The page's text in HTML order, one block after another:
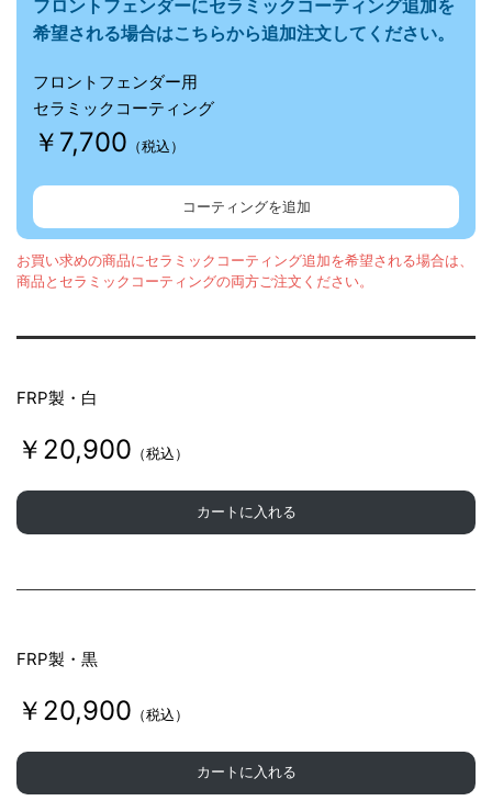
フロントフェンダーにセラミックコーティング追加を
希望される場合はこちらから追加注文してください。
フロントフェンダー用
セラミックコーティング
￥7,700 （税込）
コーティングを追加
お買い求めの商品にセラミックコーティング追加を希望される場合は、
商品とセラミックコーティングの両方ご注文ください。
FRP製・白
￥20,900 （税込）
カートに入れる
FRP製・黒
￥20,900 （税込）
カートに入れる